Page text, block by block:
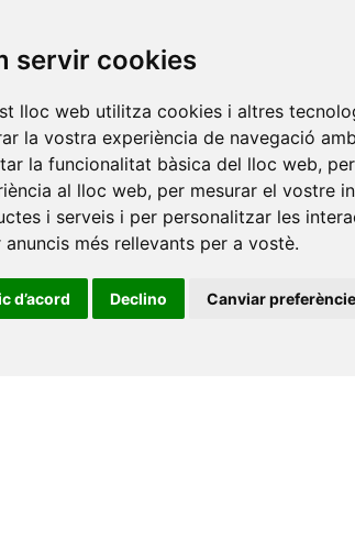
servir cookies
lloc web utilitza cookies i altres
la vostra experiència de navegació
la funcionalitat bàsica del lloc web,
al lloc web, per mesurar el vostre
i serveis i per personalitzar les
més rellevants per a vostè.
d’acord Declino Canviar
de Barcelona